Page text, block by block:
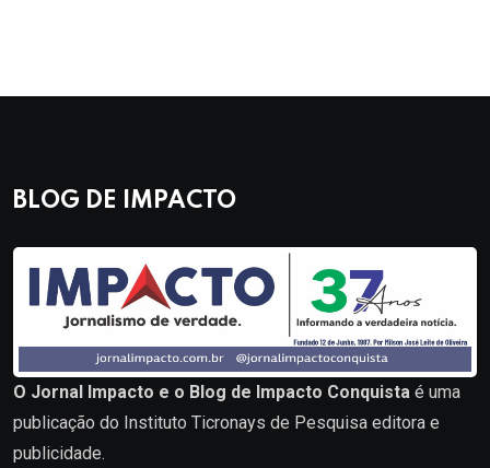
BLOG DE IMPACTO
O Jornal Impacto e o Blog de Impacto Conquista é uma
publicação do Instituto Ticronays de Pesquisa editora e
publicidade.